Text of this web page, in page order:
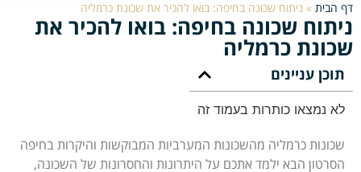
דף הבית » ניתוח שכונה בחיפה: בואו להכיר את שכונת כרמליה
ניתוח שכונה בחיפה: בואו להכיר את
שכונת כרמליה
תוכן עניינים
לא נמצאו כותרות בעמוד זה
שכונות כרמליה מהשכונות המערביות המבוקשות והיקרות בחיפה
הסרטון הבא ילמד אתכם על היתרונות והחסרונות של השכונה,